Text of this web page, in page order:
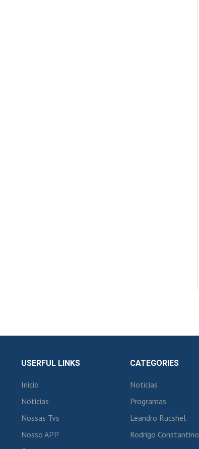
USERFUL LINKS
Inicio
Nóticias
Nossas Tvs
Nosso APP
CATEGORIES
Noticias
Programas
Leandro Rucshel
Rodrigo Constantino